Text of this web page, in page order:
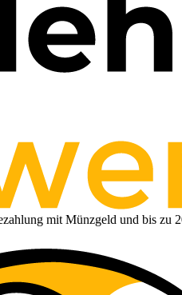
mit Münzgeld und bis zu